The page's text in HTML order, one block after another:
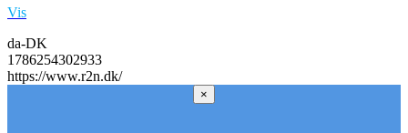
Vis
da-DK
1786254302933
https://www.r2n.dk/
×